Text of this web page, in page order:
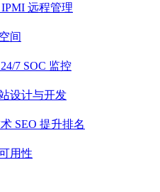
远程管理
间
7 SOC 监控
设计与开发
SEO 提升排名
用性